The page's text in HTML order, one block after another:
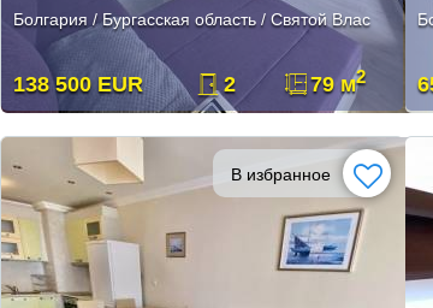
Болгария / Бургасская область / Святой Влас
138 500 EUR 2 79 м2
В избранное